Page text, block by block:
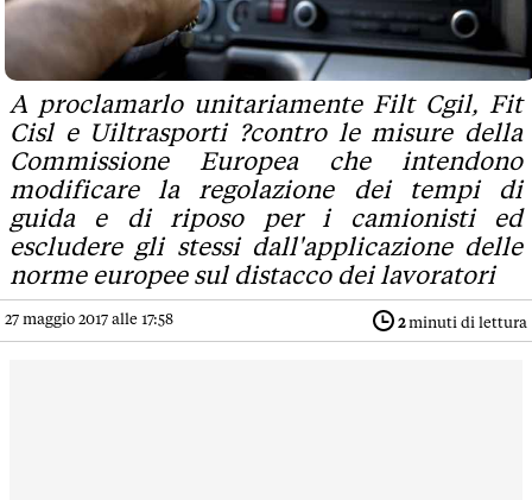
A proclamarlo unitariamente Filt Cgil, Fit
Cisl e Uiltrasporti ?contro le misure della
Commissione Europea che intendono
modificare la regolazione dei tempi di
guida e di riposo per i camionisti ed
escludere gli stessi dall'applicazione delle
norme europee sul distacco dei lavoratori
27 maggio 2017 alle 17:58 2minuti di lettura